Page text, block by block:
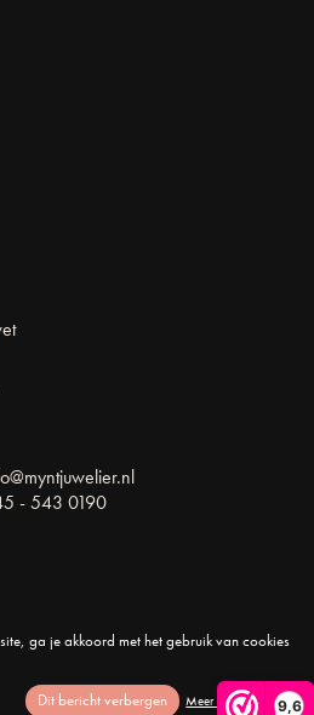
9,6
- 543 0190
ga je akkoord met het gebruik van cookies
Dit bericht verbergen
Meer over cookies »